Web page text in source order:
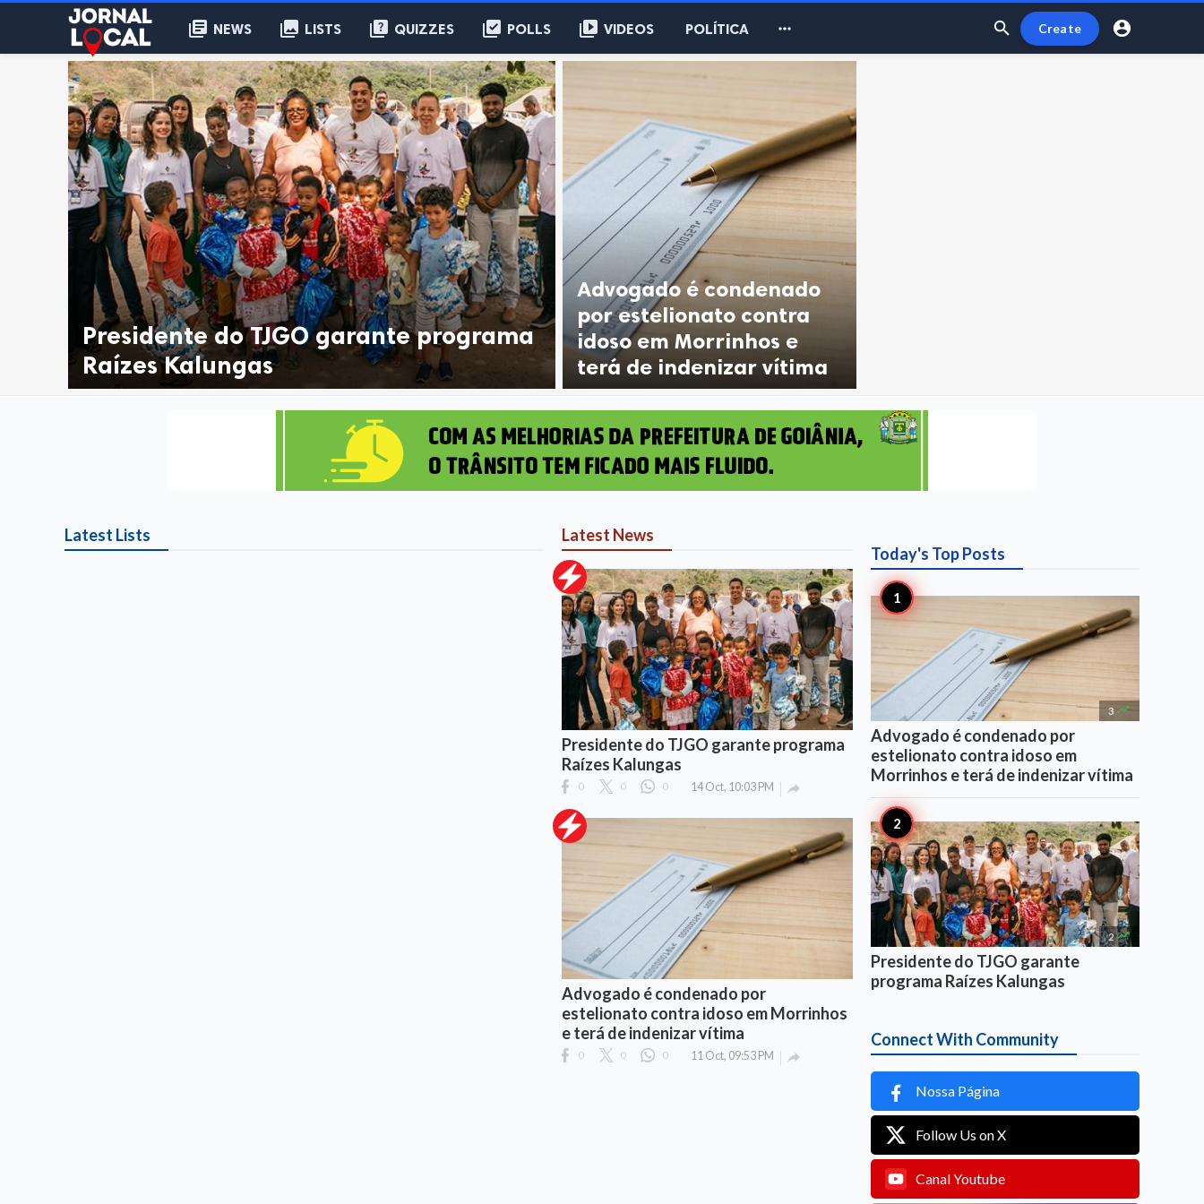
library_books NEWS collections LISTS quiz QUIZZES library_add_check POLLS video_library VIDEOS POLÍTICA   Create 
Presidente do TJGO garante programa
Raízes Kalungas
Advogado é condenado
por estelionato contra
idoso em Morrinhos e
terá de indenizar vítima
Latest Lists Latest News
Presidente do TJGO garante programa
Raízes Kalungas
0 0 0 14 Oct, 10:03 PM 
Advogado é condenado por
estelionato contra idoso em Morrinhos
e terá de indenizar vítima
0 0 0 11 Oct, 09:53 PM 
Today's TopPosts
3 
Advogado é condenado por
estelionato contra idoso em
Morrinhos e terá de indenizar vítima
2 
Presidente do TJGO garante
programa Raízes Kalungas
Connect With Community
Nossa Página
Follow Us on X
Canal Youtube